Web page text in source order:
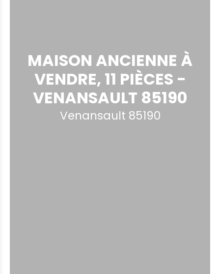
MAISON ANCIENNE À
VENDRE, 11 PIÈCES -
VENANSAULT 85190
Venansault 85190